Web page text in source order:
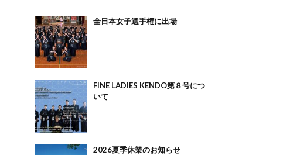
全日本女子選手権に出場
FINE LADIES KENDO第８号につ
いて
2026夏季休業のお知らせ